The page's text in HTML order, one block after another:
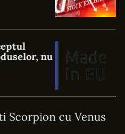
nu
Scorpion cu Venus